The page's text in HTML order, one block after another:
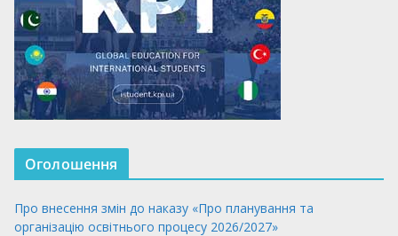
Оголошення
Про внесення змін до наказу «Про планування та
організацію освітнього процесу 2026/2027»